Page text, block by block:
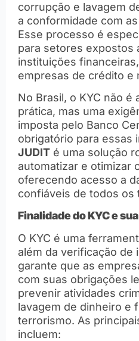
corrupção e lavagem
a conformidade com
Esse processo é
para setores expostos
instituições
empresas de crédito e
No Brasil, o KYC não é
prática, mas uma
imposta pelo Banco
obrigatório para essas
JUDIT é uma solução
automatizar e otimizar
oferecendo acesso a
confiáveis de todos os
Finalidade do KYC e
O KYC é uma
além da verificação de
garante que as
com suas obrigações
prevenir atividades
lavagem de dinheiro e
terrorismo. As
incluem: